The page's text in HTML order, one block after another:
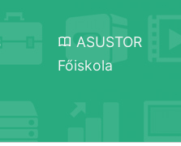
ASUSTOR
Főiskola